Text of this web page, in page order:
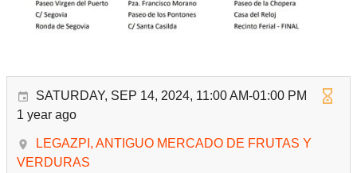
SATURDAY, SEP 14, 2024, 11:00 AM-01:00 PM
1 year ago
LEGAZPI, ANTIGUO MERCADO DE FRUTAS Y
VERDURAS